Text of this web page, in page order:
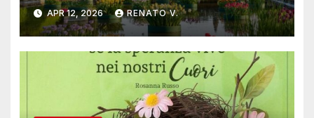
APR 12, 2026 RENATO V.